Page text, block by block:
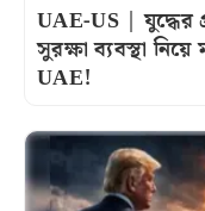
UAE-US | যুদ্ধের
সুরক্ষা ব্যবস্থা
UAE!